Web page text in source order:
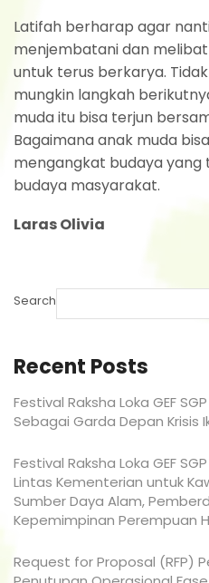
Latifah berharap agar
menjembatani dan
untuk terus berkarya.
mungkin langkah
muda itu bisa terjun
Bagaimana anak muda
mengangkat budaya
budaya masyarakat.
Laras Olivia
Search
Recent Posts
Festival Raksha Loka GEF
Sebagai Garda Depan Krisis
Festival Raksha Loka GEF
Lintas Kementerian untuk
Sumber Daya Alam,
Kepemimpinan Perempuan
Request for Proposal (RFP)